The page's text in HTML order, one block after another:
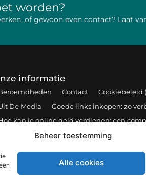
Beheer toestemming
Alle cookies
worden?
of gewoon even contact? Laat
informatie
Contact Cookiebeleid
De Media
Goede links inkopen: zo
kan je online geld verdienen: een
categorie